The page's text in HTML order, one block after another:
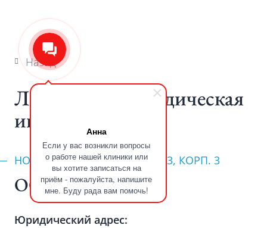
Анна
Если у вас возникли вопросы
о работе нашей клиники или
вы хотите записаться на
приём - пожалуйста, напишите
мне. Буду рада вам помочь!
Назад
Лицензии и юридическая
информация
НОВОЧЕРКАССКИЙ ПР-Т, Д. 33, КОРП. 3
ООО «РЕМИ»
Юридический адрес: